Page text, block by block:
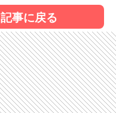
記事に戻る